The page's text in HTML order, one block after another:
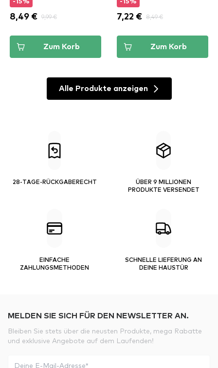
-15%
8,49 € 9,99 €
Zum Korb
-15%
7,22 € 8,49 €
Zum Korb
Alle Produkte anzeigen
28-TAGE-RÜCKGABERECHT
ÜBER 9 MILLIONEN
PRODUKTE VERSENDET
EINFACHE
ZAHLUNGSMETHODEN
SCHNELLE LIEFERUNG AN
DEINE HAUSTÜR
MELDEN SIE SICH FÜR DEN NEWSLETTER AN.
Bleiben Sie stets über die neusten Produkte, mega Rabatte
und exklusive Angebote auf dem Laufenden!